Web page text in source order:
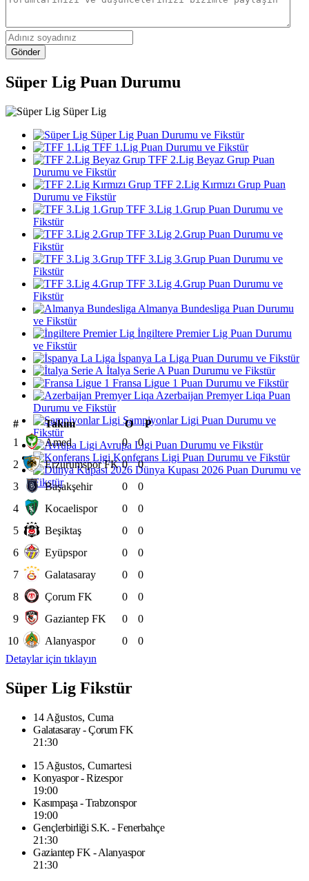
Gönder
Süper Lig Puan Durumu
Süper Lig
Süper Lig Puan Durumu ve Fikstür
TFF 1.Lig Puan Durumu ve Fikstür
TFF 2.Lig Beyaz Grup Puan
Durumu ve Fikstür
TFF 2.Lig Kırmızı Grup Puan
Durumu ve Fikstür
TFF 3.Lig 1.Grup Puan Durumu ve
Fikstür
TFF 3.Lig 2.Grup Puan Durumu ve
Fikstür
TFF 3.Lig 3.Grup Puan Durumu ve
Fikstür
TFF 3.Lig 4.Grup Puan Durumu ve
Fikstür
Almanya Bundesliga Puan Durumu
ve Fikstür
İngiltere Premier Lig Puan Durumu
ve Fikstür
İspanya La Liga Puan Durumu ve Fikstür
İtalya Serie A Puan Durumu ve Fikstür
Fransa Ligue 1 Puan Durumu ve Fikstür
Azerbaijan Premyer Liqa Puan
Durumu ve Fikstür
Şampiyonlar Ligi Puan Durumu ve
Fikstür
Avrupa Ligi Puan Durumu ve Fikstür
Konferans Ligi Puan Durumu ve Fikstür
Dünya Kupası 2026 Puan Durumu ve
Fikstür
# Takım O
P
1
Amed 0
0
2
Erzurumspor FK 0
0
3
Başakşehir 0
0
4
Kocaelispor 0
0
5
Beşiktaş 0
0
6
Eyüpspor 0
0
7
Galatasaray 0
0
8
Çorum FK 0
0
9
Gaziantep FK 0
0
10
Alanyaspor 0
0
Detaylar için tıklayın
Süper Lig Fikstür
14 Ağustos, Cuma
Galatasaray - Çorum FK
21:30
15 Ağustos, Cumartesi
Konyaspor - Rizespor
19:00
Kasımpaşa - Trabzonspor
19:00
Gençlerbirliği S.K. - Fenerbahçe
21:30
Gaziantep FK - Alanyaspor
21:30